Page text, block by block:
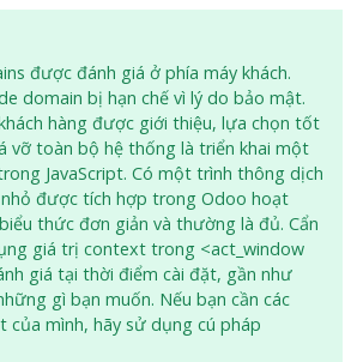
được đánh giá ở phía máy khách.
domain bị hạn chế vì lý do bảo mật.
hàng được giới thiệu, lựa chọn tốt
vỡ toàn bộ hệ thống là triển khai một
JavaScript. Có một trình thông dịch
nhỏ được tích hợp trong Odoo hoạt
thức đơn giản và thường là đủ. Cẩn
giá trị context trong <act_window
giá tại thời điểm cài đặt, gần như
gì bạn muốn. Nếu bạn cần các
của mình, hãy sử dụng cú pháp